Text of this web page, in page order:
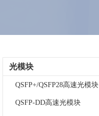
光模块
QSFP+/QSFP28高速光模块
QSFP-DD高速光模块